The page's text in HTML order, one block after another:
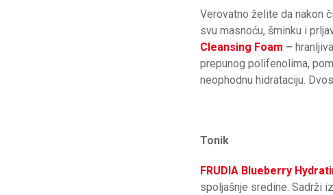
Verovatno želite da nakon
svu masnoću, šminku i
Cleansing Foam –
prepunog polifenolima,
neophodnu hidrataciju.
Tonik
FRUDIA Blueberry
spoljašnje sredine. Sadrži